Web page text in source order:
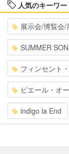
人気のキーワー
展示会/博覧会/
SUMMER
フィンセント
ピエール・オ
indigo la End